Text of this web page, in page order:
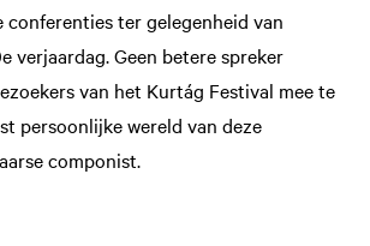
conferenties ter gelegenheid van
verjaardag. Geen betere spreker
van het Kurtág Festival mee te
persoonlijke wereld van deze
componist.